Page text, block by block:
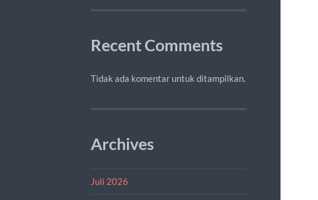
Recent Comments
Tidak ada komentar untuk ditampilkan.
Archives
Juli 2026